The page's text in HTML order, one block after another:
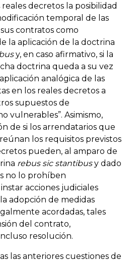
decretos la posibilidad
temporal de las
contratos como
la aplicación de la doctrina
y, en caso afirmativo, si la
doctrina queda a su vez
analógica de las
en los reales decretos a
supuestos de
vulnerables”. Asimismo,
de si los arrendatarios que
los requisitos previstos
pueden, al amparo de
rebus sic stantibusy dado
no lo prohíben
acciones judiciales
adopción de medidas
acordadas, tales
del contrato,
resolución.
las anteriores cuestiones de